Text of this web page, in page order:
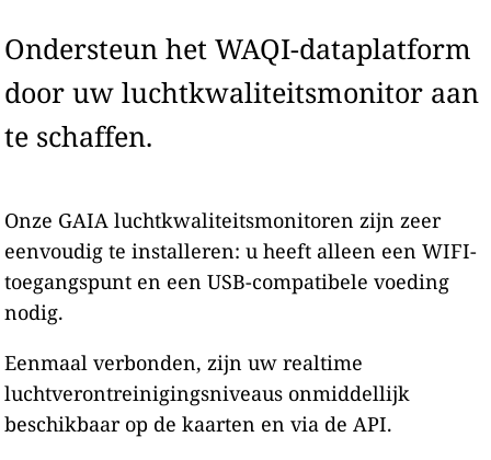
Ondersteun het WAQI-dataplatform
door uw luchtkwaliteitsmonitor aan
te schaffen.
Onze GAIA luchtkwaliteitsmonitoren zijn zeer
eenvoudig te installeren: u heeft alleen een WIFI-
toegangspunt en een USB-compatibele voeding
nodig.
Eenmaal verbonden, zijn uw realtime
luchtverontreinigingsniveaus onmiddellijk
beschikbaar op de kaarten en via de API.